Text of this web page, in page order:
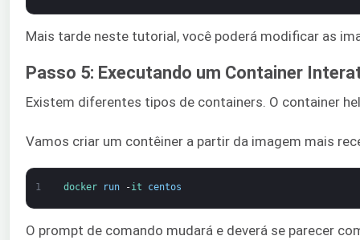
Mais tarde neste tutorial, você poderá modificar as
Passo 5: Executando um Container
Existem diferentes tipos de containers. O container
Vamos criar um contêiner a partir da imagem mais
1 docker run -it centos
O prompt de comando mudará e deverá se parecer